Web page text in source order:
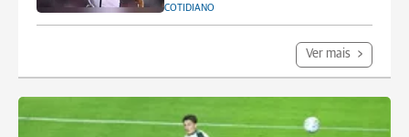
COTIDIANO
Ver mais